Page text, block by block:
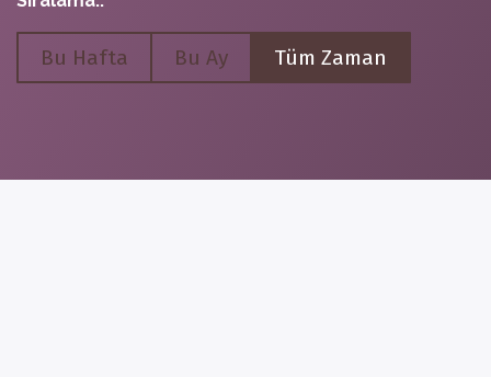
Bu Hafta Bu Ay Tüm Zaman